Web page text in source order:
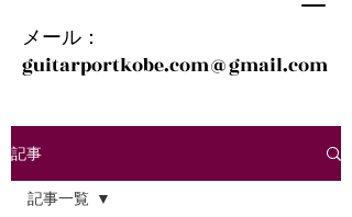
メール：
guitarportkobe.com@gmail.com
記事
記事一覧